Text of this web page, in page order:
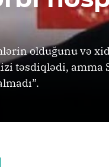
olduğunu və
təsdiqlədi, amma